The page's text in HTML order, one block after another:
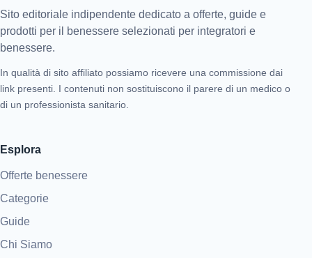
Sito editoriale indipendente dedicato a offerte, guide e
prodotti per il benessere selezionati per integratori e
benessere.
In qualità di sito affiliato possiamo ricevere una commissione dai
link presenti. I contenuti non sostituiscono il parere di un medico o
di un professionista sanitario.
Esplora
Offerte benessere
Categorie
Guide
Chi Siamo